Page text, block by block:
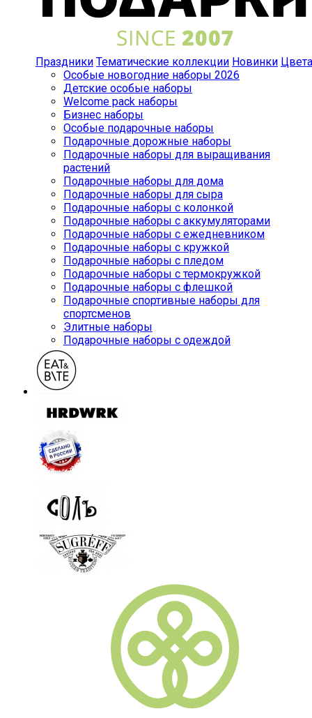
Праздники Тематические коллекции Новинки Цвета
Особые новогодние наборы 2026
Детские особые наборы
Welcome pack наборы
Бизнес наборы
Особые подарочные наборы
Подарочные дорожные наборы
Подарочные наборы для выращивания
растений
Подарочные наборы для дома
Подарочные наборы для сыра
Подарочные наборы с колонкой
Подарочные наборы с аккумуляторами
Подарочные наборы с ежедневником
Подарочные наборы с кружкой
Подарочные наборы с пледом
Подарочные наборы с термокружкой
Подарочные наборы с флешкой
Подарочные спортивные наборы для
спортсменов
Элитные наборы
Подарочные наборы с одеждой